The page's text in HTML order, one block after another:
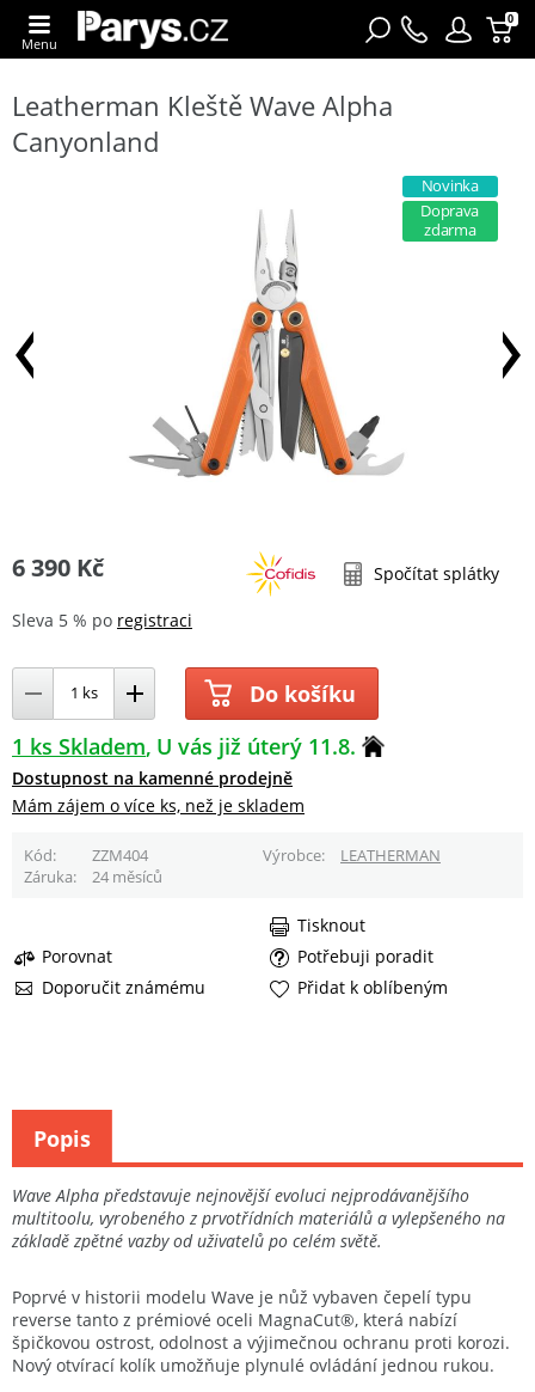
0
Menu
Leatherman Kleště Wave Alpha
Canyonland
Novinka
Doprava
zdarma
6 390 Kč Spočítat splátky
Sleva 5 % po registraci
Do košíku
1 ks Skladem U vás již úterý 11.8.
Dostupnost na kamenné prodejně
Mám zájem o více ks, než je skladem
Kód ZZM404 Výrobce
LEATHERMAN
Záruka
24 měsíců
Porovnat
Potřebuji poradit
Doporučit známému
Tisknout
Přidat k oblíbeným
Wave Alpha představuje nejnovější evoluci nejprodávanějšího
multitoolu, vyrobeného z prvotřídních materiálů a vylepšeného na
základě zpětné vazby od uživatelů po celém světě.
Poprvé v historii modelu Wave je nůž vybaven čepelí typu
reverse tanto z prémiové oceli MagnaCut®, která nabízí
špičkovou ostrost, odolnost a výjimečnou ochranu proti korozi.
Nový otvírací kolík umožňuje plynulé ovládání jednou rukou.
Popis